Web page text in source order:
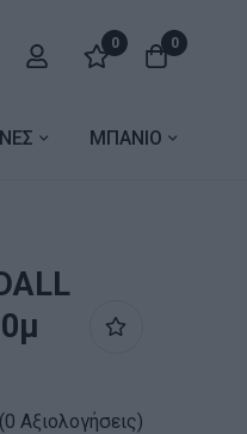
0 0
ΜΠΑΝΙΟ
(0 Αξιολογήσεις)